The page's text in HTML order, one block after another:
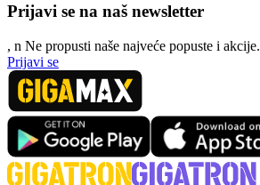
Prijavi se na naš newsletter
, n Ne propusti naše najveće popuste i akcije.
Prijavi se